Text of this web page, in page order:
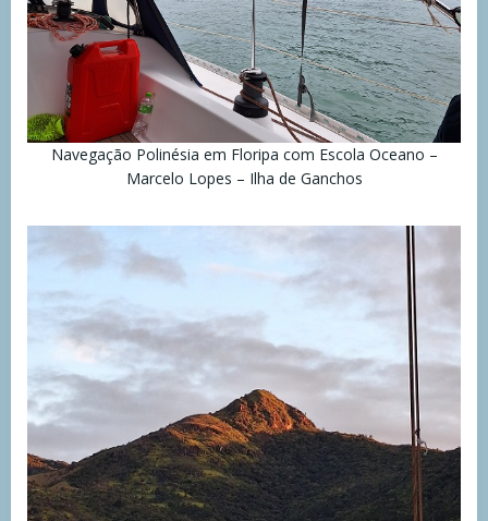
Navegação Polinésia em Floripa com Escola Oceano –
Marcelo Lopes – Ilha de Ganchos